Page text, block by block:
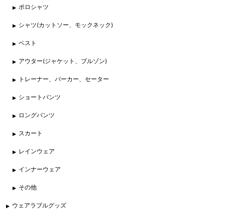
ポロシャツ
シャツ(カットソー、モックネック)
ベスト
アウター(ジャケット、ブルゾン)
トレーナー、パーカー、セーター
ショートパンツ
ロングパンツ
スカート
レインウェア
インナーウェア
その他
ウェアラブルグッズ